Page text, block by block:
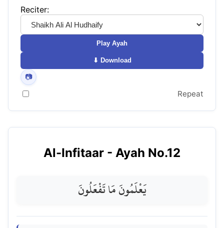
Reciter:
Play Ayah
⬇ Download
📷
Repeat
Al-Infitaar - Ayah No.12
يَعْلَمُونَ مَا تَفْعَلُونَ